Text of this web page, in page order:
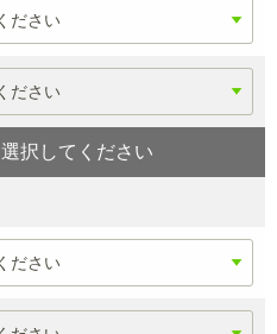
択してください